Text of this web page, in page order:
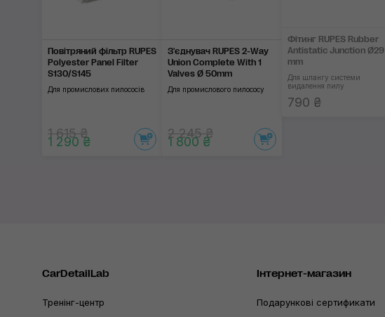
Повітряний фільтр RUPES
Polyester Panel Filter
S130/S145
Для промислових пилососів
1 615 ₴
1 290 ₴
З'єднувач RUPES 2-Way
Union Complete With 1
Valves Ø 50mm
Для промислового пилососу
2 245 ₴
1 800 ₴
Фітинг RUPES Rubber
Antistatic Junction Ø29
mm
Для шлангу системи
видалення пилу
790 ₴
CarDetailLab
Тренінг-центр
Інтернет-магазин
Подарункові сертификати